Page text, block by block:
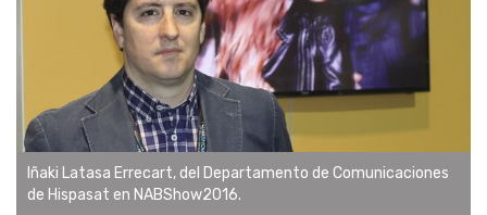
Iñaki Latasa Errecart, del Departamento de Comunicaciones
de Hispasat en NABShow2016.